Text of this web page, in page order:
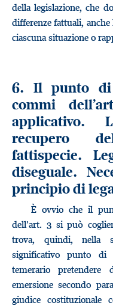
della legislazione, che
differenze fattuali,
ciascuna situazione o
6. Il punto
commi
applicativo.
recupero
fattispecie.
diseguale.
principio di
È ovvio che il
dell’art. 3 si può
trova, quindi, nella
significativo punto di
temerario
emersione secondo
giudice costituzionale